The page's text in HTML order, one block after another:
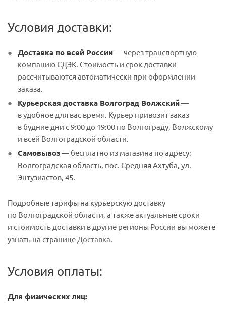
Условия доставки:
Доставка по всей России— через транспортную
компанию СДЭК. Стоимость и срок доставки
рассчитываются автоматически при оформлении
заказа.
Курьерская доставка Волгоград Волжский—
в удобное для вас время. Курьер привозит заказ
в будние дни с 9:00 до 19:00 по Волгограду, Волжскому
и всей Волгоградской области.
Самовывоз— бесплатно из магазина по адресу:
Волгоградская область, пос. Средняя Ахтуба, ул.
Энтузиастов, 45.
Подробные тарифы на курьерскую доставку
по Волгоградской области, а также актуальные сроки
и стоимость доставки в другие регионы России вы можете
узнать на странице Доставка.
Условия оплаты:
Для физических лиц: